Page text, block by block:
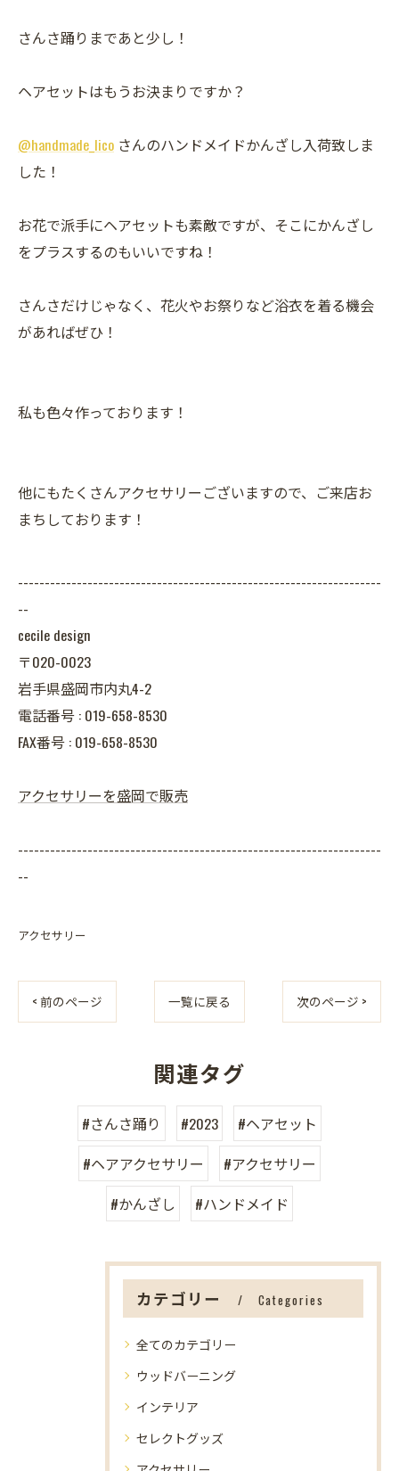
さんさ踊りまであと少し！
ヘアセットはもうお決まりですか？
@handmade_lico さんのハンドメイドかんざし入荷致しま
した！
お花で派手にヘアセットも素敵ですが、そこにかんざし
をプラスするのもいいですね！
さんさだけじゃなく、花火やお祭りなど浴衣を着る機会
があればぜひ！
私も色々作っております！
他にもたくさんアクセサリーございますので、ご来店お
まちしております！
--------------------------------------------------------------------
--
cecile design
〒020-0023
岩手県盛岡市内丸4-2
電話番号 : 019-658-8530
FAX番号 : 019-658-8530
アクセサリーを盛岡で販売
--------------------------------------------------------------------
--
アクセサリー
< 前のページ 一覧に戻る 次のページ >
関連タグ
#さんさ踊り #2023
#ヘアセット
#ヘアアクセサリー
#アクセサリー
#かんざし
#ハンドメイド
カテゴリー Categories
全てのカテゴリー
ウッドバーニング
インテリア
セレクトグッズ